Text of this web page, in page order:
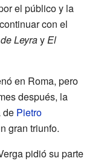
el público y la
con el
Leyray El
en Roma, pero
después, la
de Pietro
gran triunfo.
pidió su parte